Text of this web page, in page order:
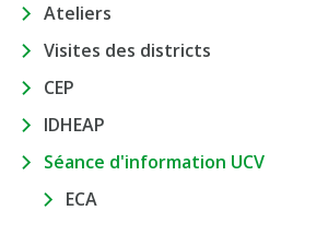
Ateliers
Visites des districts
CEP
IDHEAP
Séance d'information UCV
ECA